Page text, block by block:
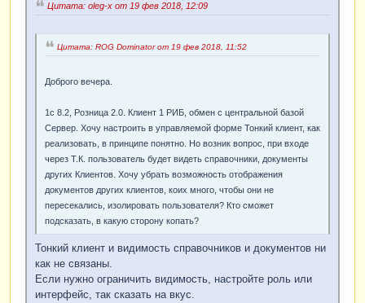
Цитата: oleg-x от 19 фев 2018, 12:09
Цитата: ROG Dominator от 19 фев 2018, 11:52
Доброго вечера.
1с 8.2, Розница 2.0. Клиент 1 РИБ, обмен с центральной базой
Сервер. Хочу настроить в управляемой форме Тонкий клиент, как
реализовать, в принципе понятно. Но возник вопрос, при входе
через Т.К. пользователь будет видеть справочники, документы
других Клиентов. Хочу убрать возможность отображения
документов других клиентов, коих много, чтобы они не
пересекались, изолировать пользователя? Кто сможет
подсказать, в какую сторону копать?
Тонкий клиент и видимость справочников и документов ни
как не связаны.
Если нужно ограничить видимость, настройте роль или
интерфейс, так сказать на вкус.